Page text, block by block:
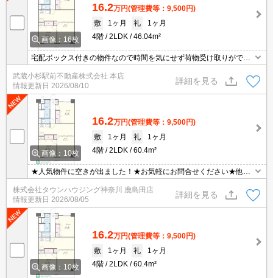
画像：16枚
16.2万円(管理費等：9,500円)
敷
1ヶ月 礼
1ヶ月
4階
2LDK 46.04m²
宅配ボックス付きの物件なので時間を気にせず荷物受け取りができ
ます。室内設備は浴室乾燥機・洗面化粧台などが揃っており、とて
も充実しています。セキュリティ面は、オートロック・TVインター
ホンなど充実しているので安心して生活できます。2駅利用可能な
利便性の高い物件です。お風呂が好きな方に欠かせない追い炊き機
能付き。
武蔵小杉駅前不動産株式会社 本店
情報更新日 2026/08/10
詳細を見る
画像：10枚
16.2万円(管理費等：9,500円)
敷
1ヶ月 礼
1ヶ月
4階
2LDK 60.4m²
★人気物件に空きが出ました！★お気軽にお問合せください★他社
様の物件も含めて気になる物件はまとめてご紹介可能です！★ZOO
Mでのご相談も承ります★
株式会社タウンハウジング神奈川 鹿島田店
情報更新日 2026/08/05
詳細を見る
画像：10枚
16.2万円(管理費等：9,500円)
敷
1ヶ月 礼
1ヶ月
4階
2LDK 60.4m²